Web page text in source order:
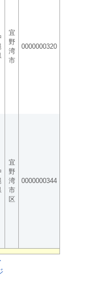
宜
野
湾
市
0000000320
宜
野
湾
市
区
0000000344